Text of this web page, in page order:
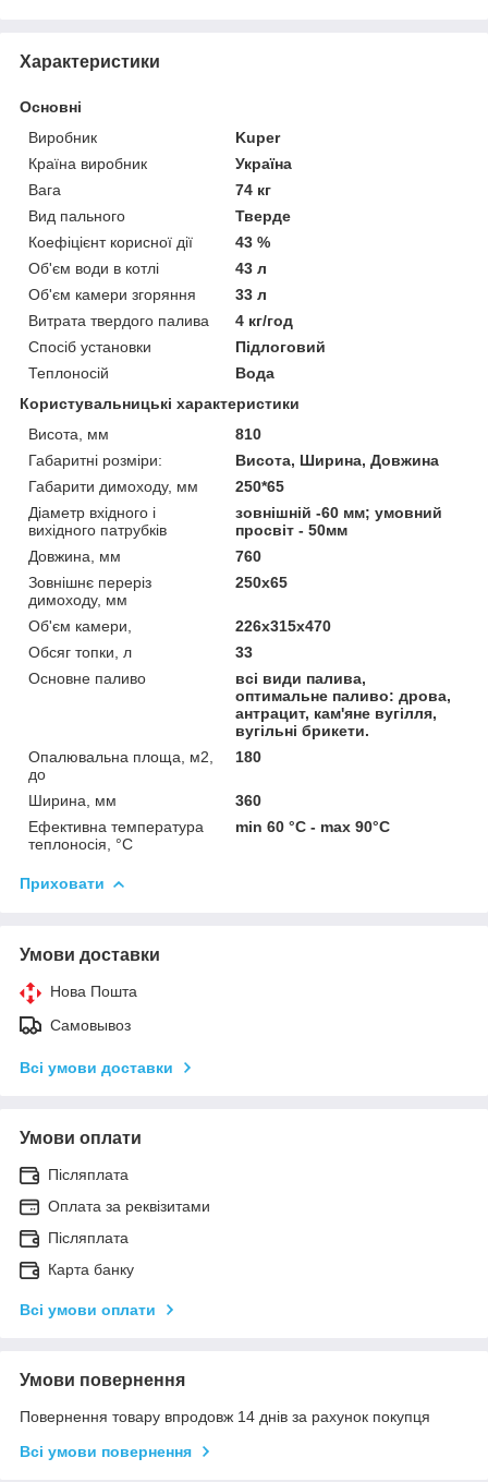
Характеристики
Основні
Виробник
Kuper
Країна виробник
Україна
Вага
74 кг
Вид пального
Тверде
Коефіцієнт корисної дії
43 %
Об'єм води в котлі
43 л
Об'єм камери згоряння
33 л
Витрата твердого палива
4 кг/год
Спосіб установки
Підлоговий
Теплоносій
Вода
Користувальницькі характеристики
Висота, мм
810
Габаритні розміри:
Висота, Ширина, Довжина
Габарити димоходу, мм
250*65
Діаметр вхідного і
вихідного патрубків
зовнішній -60 мм; умовний
просвіт - 50мм
Довжина, мм
760
Зовнішнє переріз
димоходу, мм
250х65
Об'єм камери,
226х315х470
Обсяг топки, л
33
Основне паливо
всі види палива,
оптимальне паливо: дрова,
антрацит, кам'яне вугілля,
вугільні брикети.
Опалювальна площа, м2,
до
180
Ширина, мм
360
Ефективна температура
теплоносія, °C
min 60 °C - max 90°C
Приховати
Умови доставки
Нова Пошта
Самовывоз
Всі умови доставки
Умови оплати
Післяплата
Оплата за реквізитами
Післяплата
Карта банку
Всі умови оплати
Умови повернення
Повернення товару впродовж 14 днів за рахунок покупця
Всі умови повернення